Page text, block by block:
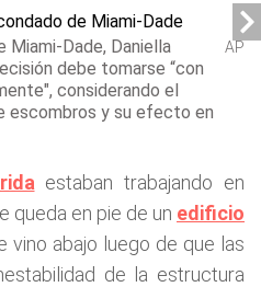
Miami-Dade, Daniella
debe tomarse “con
considerando el
escombros y su efecto en
AP
estaban trabajando en
queda en pie de un edificio
vino abajo luego de que las
de la estructura